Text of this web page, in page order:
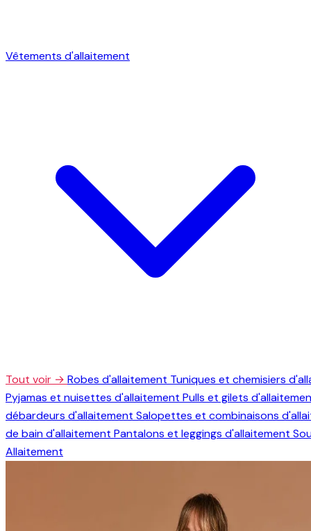
Vêtements d'allaitement
Tout voir → Robes d'allaitement Tuniques et chemisiers
Pyjamas et nuisettes d'allaitement Pulls et gilets
débardeurs d'allaitement Salopettes et combinaisons
de bain d'allaitement Pantalons et leggings d'allaitement
Allaitement